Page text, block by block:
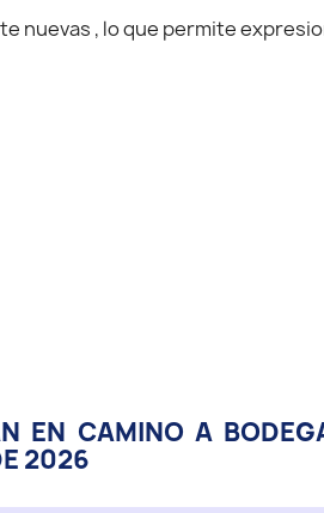
nuevas , lo que permite
EN CAMINO A
2026